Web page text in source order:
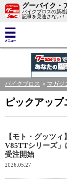
グーバイク・
バイクブロスの新
記事を見逃さない！
バイクブロス マガジ
ピックアッ
【モト・グッツ
V85TTシリーズ」
受注開始
2026.05.27